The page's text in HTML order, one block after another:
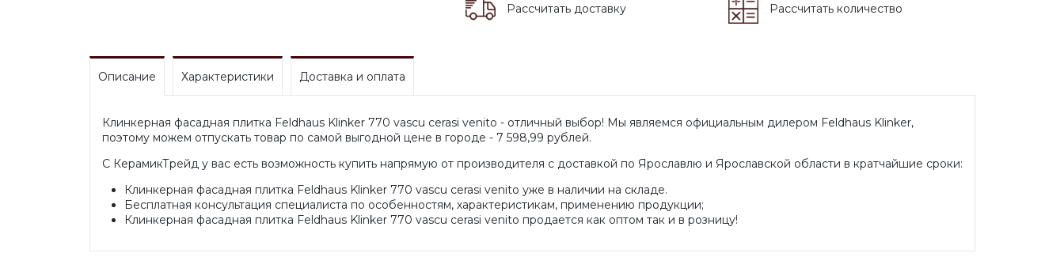
Рассчитать доставку Рассчитать количество
Описание Характеристики Доставка и оплата
Клинкерная фасадная плитка Feldhaus Klinker 770 vascu cerasi venito - отличный выбор! Мы являемся официальным дилером Feldhaus Klinker,
поэтому можем отпускать товар по самой выгодной цене в городе - 7 598,99 рублей.
С КерамикТрейд у вас есть возможность купить напрямую от производителя с доставкой по Ярославлю и Ярославской области в кратчайшие сроки:
Клинкерная фасадная плитка Feldhaus Klinker 770 vascu cerasi venito уже в наличии на складе.
Бесплатная консультация специалиста по особенностям, характеристикам, применению продукции;
Клинкерная фасадная плитка Feldhaus Klinker 770 vascu cerasi venito продается как оптом так и в розницу!